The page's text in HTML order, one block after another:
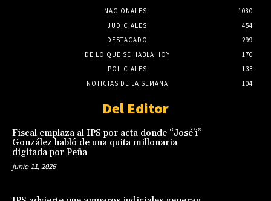
NACIONALES
1080
JUDICIALES
454
DESTACADO
299
DE LO QUE SE HABLA HOY
170
POLICIALES
133
NOTICIAS DE LA SEMANA
104
Del Editor
Fiscal emplaza al IPS por acta donde “José’i”
González habló de una quita millonaria
digitada por Peña
junio 11, 2026